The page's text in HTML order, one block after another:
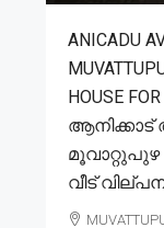
ANICADU
HOUSE
മൂവാറ്റുപുഴ
വീട്